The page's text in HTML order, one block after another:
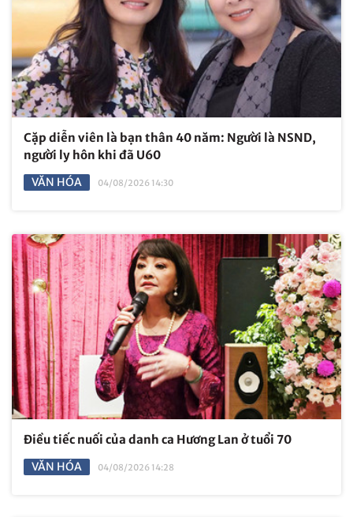
Cặp diễn viên là bạn thân 40 năm: Người là NSND,
người ly hôn khi đã U60
VĂN HÓA 04/08/2026 14:30
Điều tiếc nuối của danh ca Hương Lan ở tuổi 70
VĂN HÓA 04/08/2026 14:28